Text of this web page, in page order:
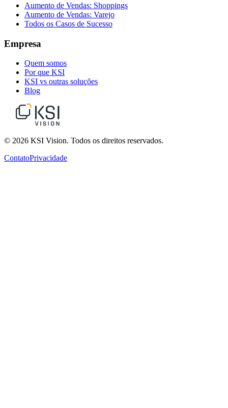
Aumento de Vendas: Shoppings
Aumento de Vendas: Varejo
Todos os Casos de Sucesso
Empresa
Quem somos
Por que KSI
KSI vs outras soluções
Blog
© 2026 KSI Vision. Todos os direitos reservados.
ContatoPrivacidade